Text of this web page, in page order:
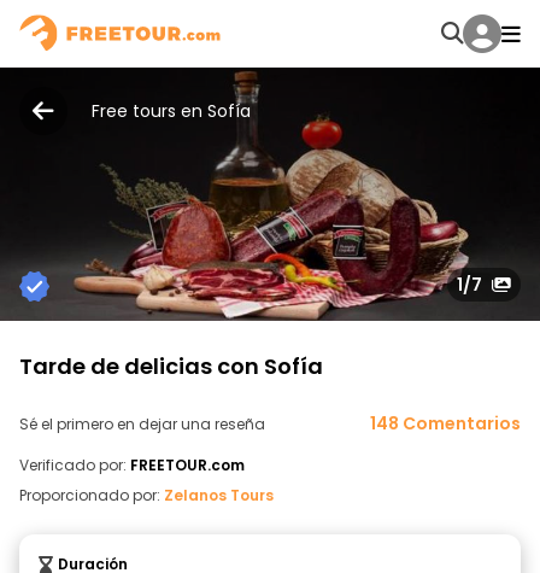
Free tours en Sofía
1/7
Tarde de delicias con Sofía
Sé el primero en dejar una reseña 148 Comentarios
Verificado por: FREETOUR.com
Proporcionado por: Zelanos Tours
Duración